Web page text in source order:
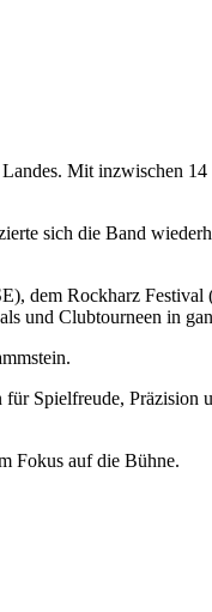
Mit inzwischen
sich die Band
dem Rockharz Festival
und Clubtourneen in
Spielfreude, Präzision
Fokus auf die Bühne.